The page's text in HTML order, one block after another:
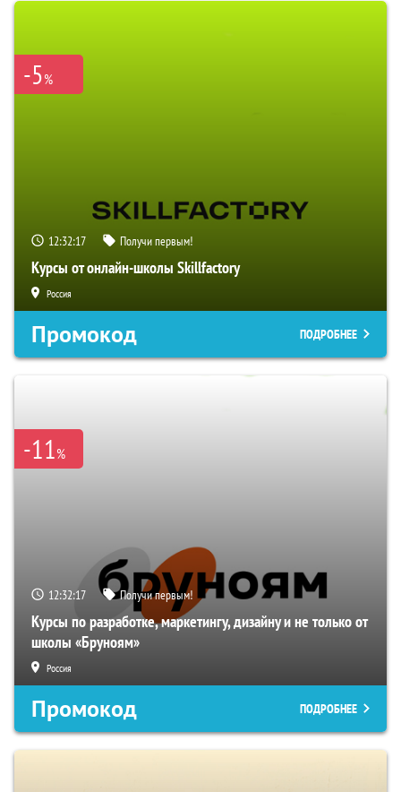
-5%
12:32:16 Получи первым!
Курсы от онлайн-школы Skillfactory
Россия
Промокод ПОДРОБНЕЕ
-11%
12:32:16 Получи первым!
Курсы по разработке, маркетингу, дизайну и не только от
школы «Бруноям»
Россия
Промокод ПОДРОБНЕЕ